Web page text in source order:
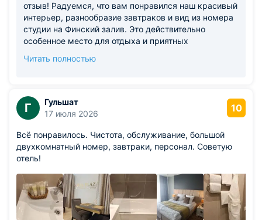
отзыв! Радуемся, что вам понравился наш красивый
интерьер, разнообразие завтраков и вид из номера
студии на Финский залив. Это действительно
особенное место для отдыха и приятных
радовать вас такими же яркими моментами!
Читать полностью
Г
Гульшат
17 июля 2026
10
Всё понравилось. Чистота, обслуживание, большой
двухкомнатный номер, завтраки, персонал. Советую
отель!